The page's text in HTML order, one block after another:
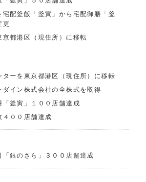
宅配釜飯「釜寅」から宅配御膳「釜
更
京都港区（現住所）に移転
ターを東京都港区（現住所）に移転
ダイン株式会社の全株式を取得
「釜寅」１００店舗達成
４００店舗達成
「銀のさら」３００店舗達成